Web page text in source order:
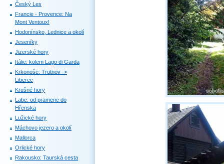
Český Les
Francie - Provence: Na
Mont Ventoux!
Hodonínsko, Lednice a okolí
Jeseníky
Jizerské hory
Itálie: kolem Lago di Garda
Krkonoše: Trutnov ->
Liberec
Krušné hory
Labe: od pramene do
Hřenska
Lužické hory
Máchovo jezero a okolí
Mallorca
Orlické hory
Rakousko: Taurská cesta